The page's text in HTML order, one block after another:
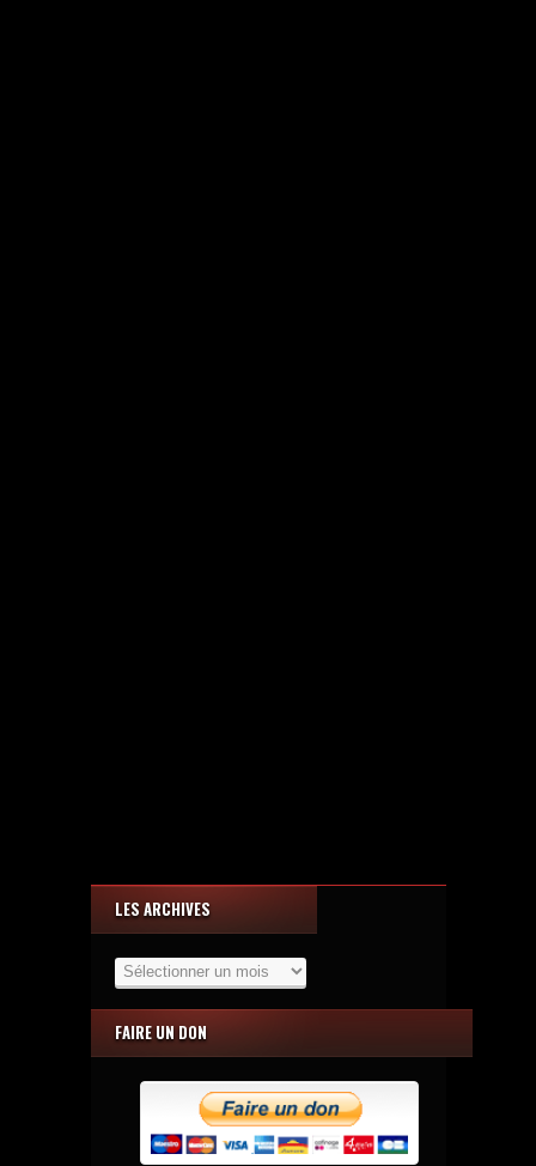
LES ARCHIVES
Archives
FAIRE UN DON